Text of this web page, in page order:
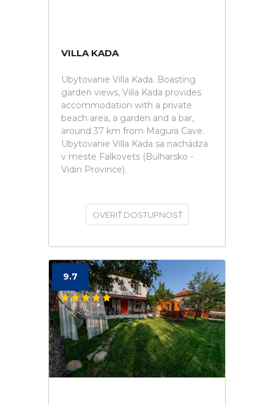
VILLA KADA
Ubytovanie Villa Kada. Boasting
garden views, Villa Kada provides
accommodation with a private
beach area, a garden and a bar,
around 37 km from Magura Cave.
Ubytovanie Villa Kada sa nachádza
v meste Falkovets (Bulharsko -
Vidin Province).
OVERIŤ DOSTUPNOSŤ
9.7